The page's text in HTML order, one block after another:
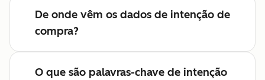
De onde vêm os dados de intenção de
compra?
O que são palavras-chave de intenção